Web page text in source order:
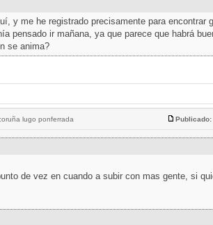
y me he registrado precisamente para encontrar
pensado ir mañana, ya que parece que habrá
se anima?
lugo ponferrada Publicado:
de vez en cuando a subir con mas gente, si